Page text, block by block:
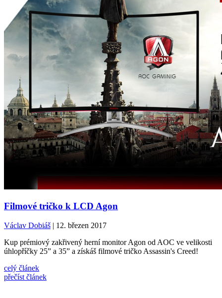
Filmové tričko k LCD Agon
Václav Dobiáš | 12. březen 2017
Kup prémiový zakřivený herní monitor Agon od AOC ve velikosti
úhlopříčky 25” a 35” a získáš filmové tričko Assassin's Creed!
celý článek
přečíst článek